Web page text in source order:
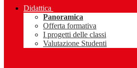
Didattica
Panoramica
Offerta formativa
I progetti delle classi
Valutazione Studenti